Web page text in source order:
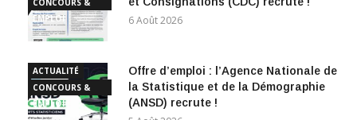
CONCOURS &
EMPLOI
6 Août 2026
ACTUALITÉ
CONCOURS &
EMPLOI
Offre d’emploi : l’Agence Nationale de
la Statistique et de la Démographie
(ANSD) recrute !